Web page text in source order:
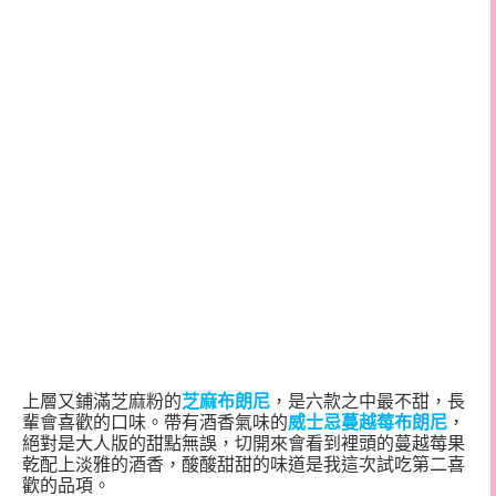
上層又鋪滿芝麻粉的芝麻布朗尼 ，是六款之中最不甜，長
輩會喜歡的口味。帶有酒香氣味的威士忌蔓越莓布朗尼 ，
絕對是大人版的甜點無誤，切開來會看到裡頭的蔓越莓果
乾配上淡雅的酒香，酸酸甜甜的味道是我這次試吃第二喜
歡的品項。